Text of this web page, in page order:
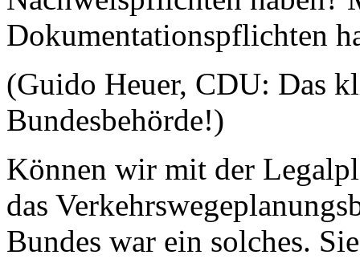
Dokumentationspflichten
(Guido Heuer, CDU: Das
Bundesbehörde!)
Können wir mit der
das
Bundes war ein solches.